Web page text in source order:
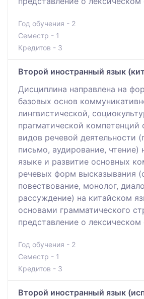
Год обучения - 2
Семестр - 1
Кредитов - 3
Второй иностранный язык
Дисциплина направлена на
базовых основ
лингвистической,
прагматической компетенций
видов речевой деятельности
письмо, аудирование, чтение)
языке и развитие основных
речевых форм высказывания
повествование, монолог,
рассуждение) на китайском
основами грамматического
представление о лексическом
Год обучения - 2
Семестр - 1
Кредитов - 3
Второй иностранный язык